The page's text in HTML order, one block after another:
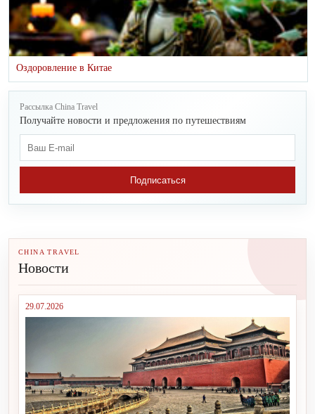
Оздоровление в Китае
Рассылка China Travel
Получайте новости и предложения по путешествиям
Подписаться
CHINA TRAVEL
Новости
29.07.2026